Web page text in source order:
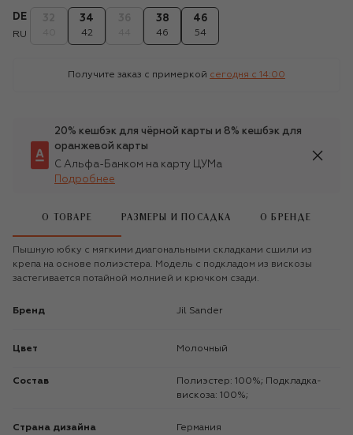
DE
RU
34
42
38
46
46
54
Получите заказ с примеркой сегодня c 14:00
20% кешбэк для чёрной карты и 8% кешбэк для
оранжевой карты
С Альфа-Банком на карту ЦУМа
Подробнее
О ТОВАРЕ РАЗМЕРЫ И ПОСАДКА О БРЕНДЕ
Пышную юбку с мягкими диагональными складками сшили из
крепа на основе полиэстера. Модель с подкладом из вискозы
застегивается потайной молнией и крючком сзади.
Бренд Jil Sander
Цвет Молочный
Состав
Полиэстер: 100%; Подкладка-
вискоза: 100%;
Страна дизайна Германия